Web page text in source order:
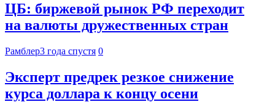
ЦБ: биржевой рынок РФ переходит
на валюты дружественных стран
Рамблер3 года спустя 0
Эксперт предрек резкое снижение
курса доллара к концу осени